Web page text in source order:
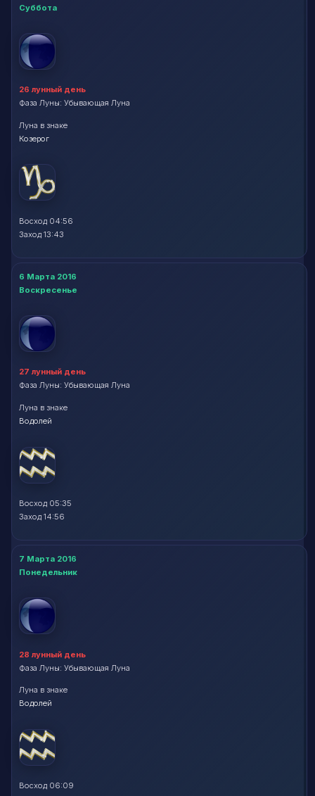
Суббота
26 лунный день
Фаза Луны: Убывающая Луна
Луна в знаке
Козерог
Восход 04:56
Заход 13:43
6 Марта 2016
Воскресенье
27 лунный день
Фаза Луны: Убывающая Луна
Луна в знаке
Водолей
Восход 05:35
Заход 14:56
7 Марта 2016
Понедельник
28 лунный день
Фаза Луны: Убывающая Луна
Луна в знаке
Водолей
Восход 06:09